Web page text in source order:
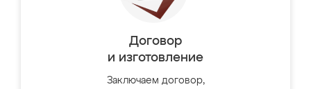
Договор
и изготовление
Заключаем договор,